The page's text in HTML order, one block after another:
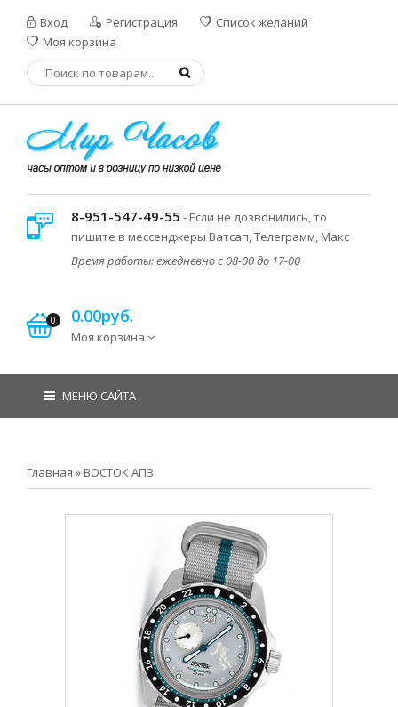
Вход Регистрация
Список желаний
Моя корзина
8-951-547-49-55 - Если не дозвонились, то
пишите в мессенджеры Ватсап, Телеграмм, Макс
Время работы: ежедневно с 08-00 до 17-00
0 0.00руб.
Моя корзина
МЕНЮ САЙТА
Главная » ВОСТОК АПЗ